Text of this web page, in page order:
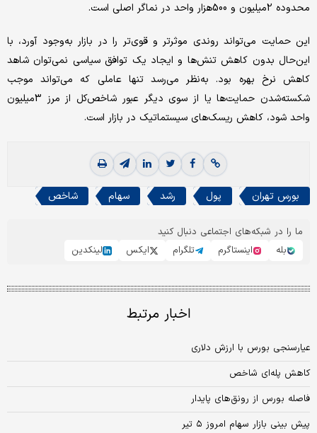
محدوده 2میلیون و 500هزار واحد در نماگر اصلی است.
این حمایت می‌تواند روندی موثرتر و قوی‌‌‌‌‌تر را در بازار به‌وجود آورد، با
این‌حال بدون کاهش تنش‌ها و ایجاد یک توافق سیاسی نمی‌توان شاهد
کاهش نرخ بهره بود. به‌نظر می‌رسد تنها عاملی که می‌تواند موجب
شکسته‌شدن حمایت‌ها یا از سوی دیگر عبور شاخص‌کل از مرز 3میلیون
واحد شود، کاهش ریسک‌های سیستماتیک در بازار است.
بورس تهران پول رشد سهام شاخص
ما را در شبکه‌های اجتماعی دنبال کنید
بله
اینستاگرم تلگرام ایکس لینکدین
اخبار مرتبط
عیارسنجی بورس با ارزش دلاری
کاهش پله‌ای شاخص
فاصله بورس از رونق‌‌‌های پایدار
پیش بینی بازار سهام امروز ۵ تیر